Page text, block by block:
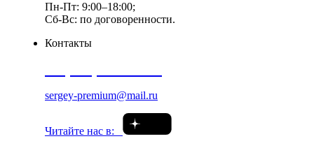
Пн-Пт: 9:00–18:00;
Сб-Вс: по договоренности.
Контакты
sergey-premium@mail.ru
Читайте нас в: